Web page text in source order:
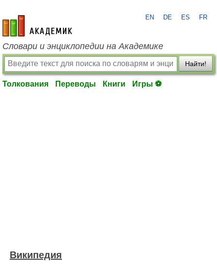
academic.ru
EN DE ES FR
Словари и энциклопедии на Академике
Найти!
Толкования Переводы Книги Игры ⚽
Википедия